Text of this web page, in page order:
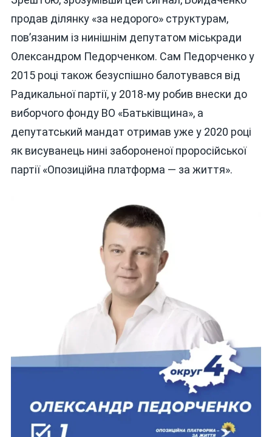
продав ділянку «за недорого» структурам,
пов’язаним із нинішнім депутатом міськради
Олександром Педорченком. Сам Педорченко у
2015 році також безуспішно балотувався від
Радикальної партії, у 2018-му робив внески до
виборчого фонду ВО «Батьківщина», а
депутатський мандат отримав уже у 2020 році
як висуванець нині забороненої проросійської
партії «Опозиційна платформа — за життя».